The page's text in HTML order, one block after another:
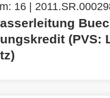
16 |
(PVS: